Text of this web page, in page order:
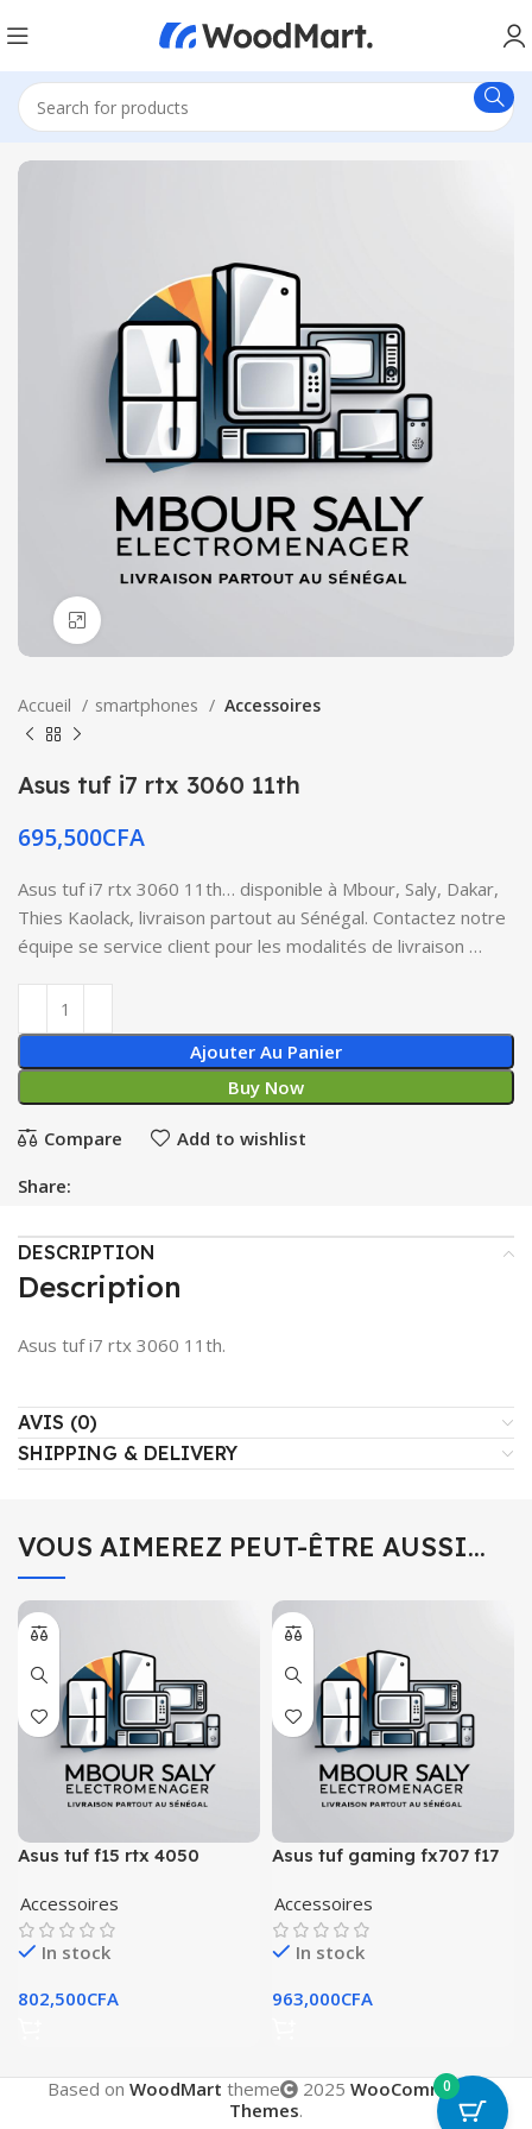
Accueil smartphones Accessoires
Asus tuf i7 rtx 3060 11th
695,500CFA
Asus tuf i7 rtx 3060 11th… disponible à Mbour, Saly, Dakar,
Thies Kaolack, livraison partout au Sénégal. Contactez notre
équipe se service client pour les modalités de livraison …
Ajouter Au Panier
Buy Now
Compare Add to wishlist
Share:
DESCRIPTION
Description
Asus tuf i7 rtx 3060 11th.
AVIS (0)
SHIPPING & DELIVERY
VOUS AIMEREZ PEUT-ÊTRE AUSSI…
Asus tuf f15 rtx 4050
Accessoires
In stock
802,500CFA
Asus tuf gaming fx707 f17
Accessoires
In stock
963,000CFA
Based on WoodMart theme 2025 WooCommerce
Themes.
0